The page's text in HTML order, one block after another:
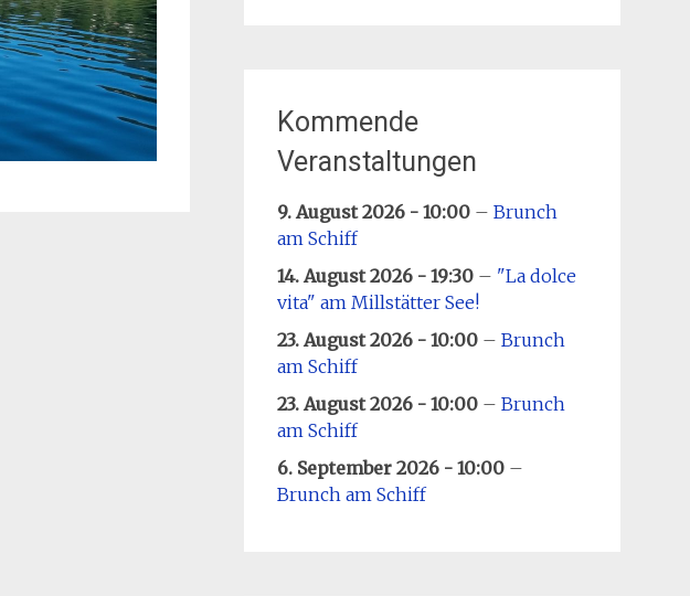
Kommende
Veranstaltungen
9. August 2026 - 10:00– Brunch
am Schiff
14. August 2026 - 19:30– "La dolce
vita" am Millstätter See!
23. August 2026 - 10:00– Brunch
am Schiff
23. August 2026 - 10:00– Brunch
am Schiff
6. September 2026 - 10:00–
Brunch am Schiff